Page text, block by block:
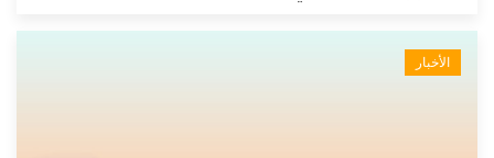
الأخبار